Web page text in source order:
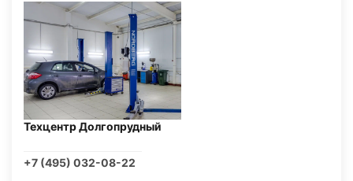
Техцентр Долгопрудный
+7 (495) 032-08-22